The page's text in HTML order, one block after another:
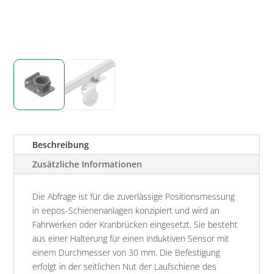
Beschreibung
Zusätzliche Informationen
Die Abfrage ist für die zuverlässige Positionsmessung
in eepos-Schienenanlagen konzipiert und wird an
Fahrwerken oder Kranbrücken eingesetzt. Sie besteht
aus einer Halterung für einen induktiven Sensor mit
einem Durchmesser von 30 mm. Die Befestigung
erfolgt in der seitlichen Nut der Laufschiene des